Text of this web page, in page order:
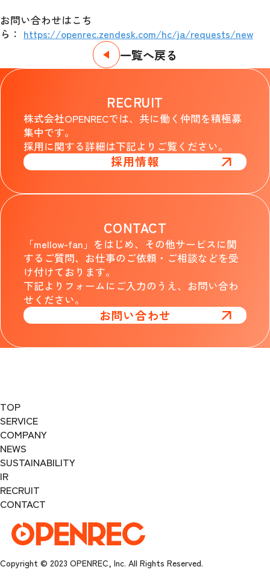
お問い合わせはこち
ら： https://openrec.zendesk.com/hc/ja/requests/new
一覧へ戻る
RECRUIT
株式会社OPENRECでは、共に働く仲間を積極募
集中です。
採用に関する詳細は下記よりご覧ください。
採用情報
CONTACT
「mellow-fan」をはじめ、その他サービスに関
するご質問、お仕事のご依頼・ご相談などを受
け付けております。
下記よりフォームにご入力のうえ、お問い合わ
せください。
お問い合わせ
Copyright © 2023 OPENREC, Inc. All Rights Reserved.
TOP
SERVICE
COMPANY
NEWS
SUSTAINABILITY
IR
RECRUIT
CONTACT